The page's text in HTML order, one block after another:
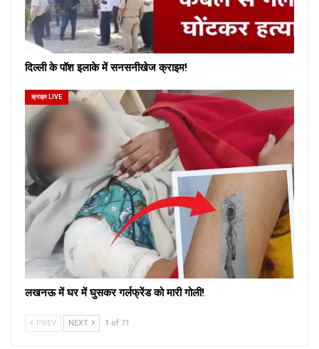
दिल्ली के पॉश इलाके में सनसनीखेज क्राइम!
क्राइम LIVE
लखनऊ में घर में घुसकर गर्लफ्रेंड को मारी गोली!
PREV NEXT 1 of 71